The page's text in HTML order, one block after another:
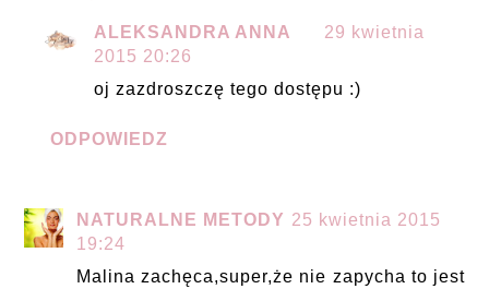
ALEKSANDRA ANNA
29 kwietnia
2015 20:26
oj zazdroszczę tego dostępu :)
ODPOWIEDZ
NATURALNE METODY 25 kwietnia 2015
19:24
Malina zachęca,super,że nie zapycha to jest